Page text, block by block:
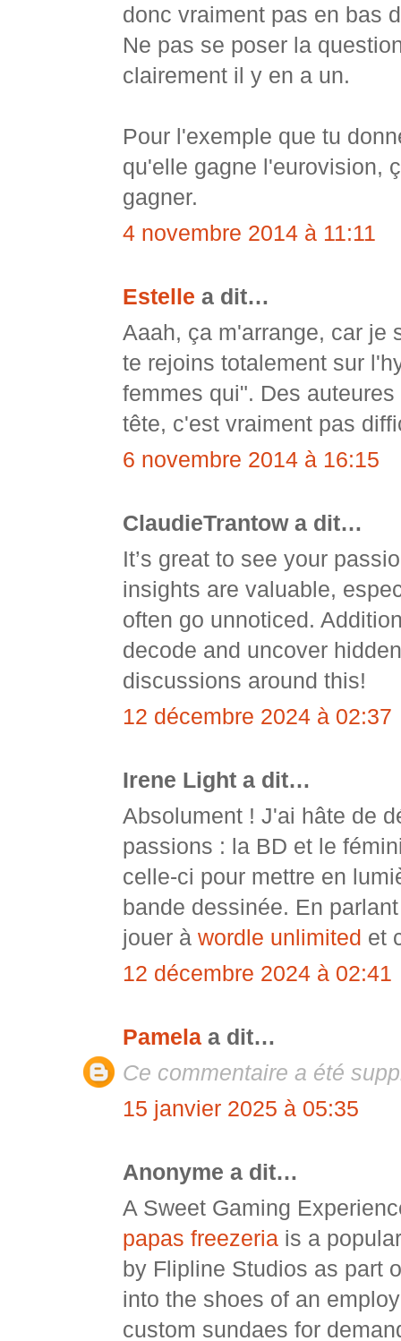
donc vraiment pas en bas
Ne pas se poser la
clairement il y en a un.
Pour l'exemple que tu
qu'elle gagne l'eurovision,
gagner.
4 novembre 2014 à 11:11
Estelle a dit…
Aaah, ça m'arrange, car je
te rejoins totalement sur
femmes qui". Des
tête, c'est vraiment pas
6 novembre 2014 à 16:15
ClaudieTrantow a dit…
It’s great to see your
insights are valuable,
often go unnoticed.
decode and uncover
discussions around this!
12 décembre 2024 à 02:37
Irene Light a dit…
Absolument ! J'ai hâte de
passions : la BD et le
celle-ci pour mettre en
bande dessinée. En
jouer à wordle unlimited et
12 décembre 2024 à 02:41
Pamela a dit…
Ce commentaire a été
15 janvier 2025 à 05:35
Anonyme a dit…
A Sweet Gaming
papas freezeria is a
by Flipline Studios as part
into the shoes of an
custom sundaes for